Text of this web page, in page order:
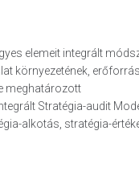
elemeit integrált
környezetének,
meghatározott
Stratégia-audit
alkotás, stratégia-